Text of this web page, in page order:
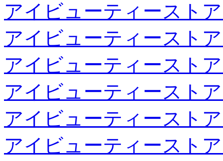
アイビューティースト
アイビューティースト
アイビューティースト
アイビューティースト
アイビューティースト
アイビューティースト